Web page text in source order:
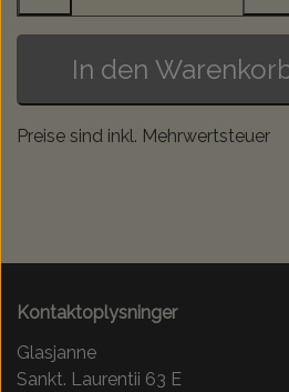
In den
Preise sind inkl. Mehrwertsteuer
Kontaktoplysninger
Glasjanne
Sankt. Laurentii 63 E